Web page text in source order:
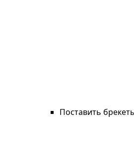
Поставить